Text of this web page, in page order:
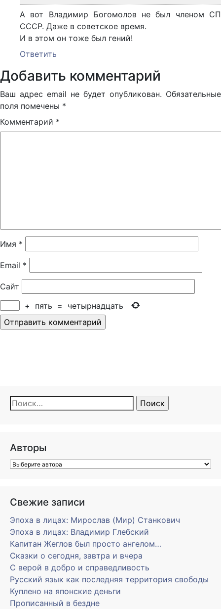
А вот Владимир Богомолов не был членом СП
СССР. Даже в советское время.
И в этом он тоже был гений!
Ответить
Добавить комментарий
Ваш адрес email не будет опубликован. Обязательные
поля помечены *
Комментарий *
Имя *
Email *
Сайт
+
пять = четырнадцать
Найти:
Авторы
Свежие записи
Эпоха в лицах: Мирослав (Мир) Станкович
Эпоха в лицах: Владимир Глебский
Капитан Жеглов был просто ангелом…
Сказки о сегодня, завтра и вчера
С верой в добро и справедливость
Русский язык как последняя территория свободы
Куплено на японские деньги
Прописанный в бездне